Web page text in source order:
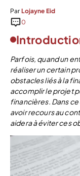
Par Lojayne Eid
0
Parfois, quand un
réaliser un certain
obstacles liés à la
accomplir le projet
financières. Dans
avoir recours au
aidera à éviter ces